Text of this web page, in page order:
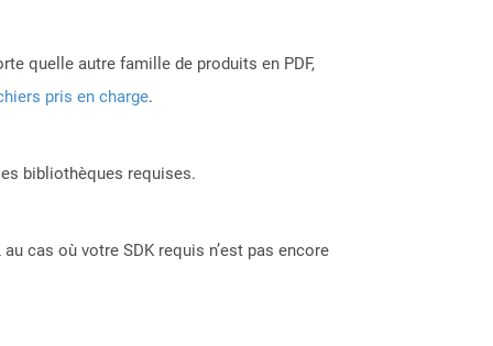
quelle autre famille de produits en PDF,
pris en charge.
bibliothèques requises.
cas où votre SDK requis n’est pas encore